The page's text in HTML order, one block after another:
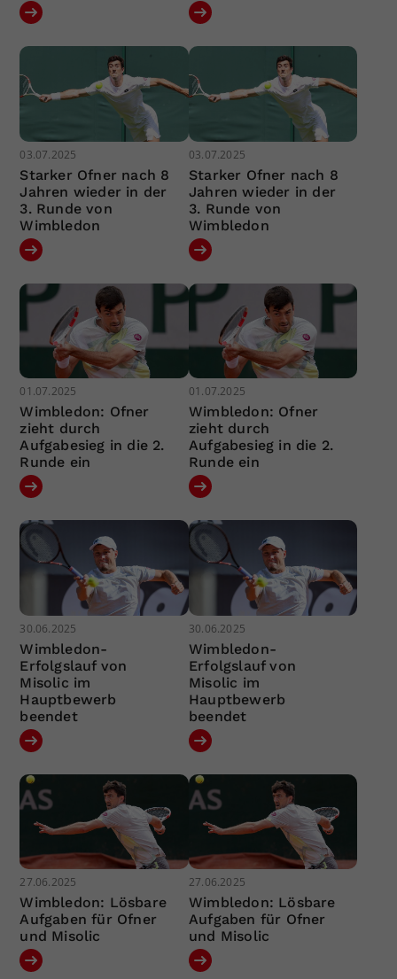
03.07.2025
Starker Ofner nach 8
Jahren wieder in der
3. Runde von
Wimbledon
03.07.2025
Starker Ofner nach 8
Jahren wieder in der
3. Runde von
Wimbledon
01.07.2025
Wimbledon: Ofner
zieht durch
Aufgabesieg in die 2.
Runde ein
01.07.2025
Wimbledon: Ofner
zieht durch
Aufgabesieg in die 2.
Runde ein
30.06.2025
Wimbledon-
Erfolgslauf von
Misolic im
Hauptbewerb
beendet
30.06.2025
Wimbledon-
Erfolgslauf von
Misolic im
Hauptbewerb
beendet
27.06.2025
Wimbledon: Lösbare
Aufgaben für Ofner
und Misolic
27.06.2025
Wimbledon: Lösbare
Aufgaben für Ofner
und Misolic